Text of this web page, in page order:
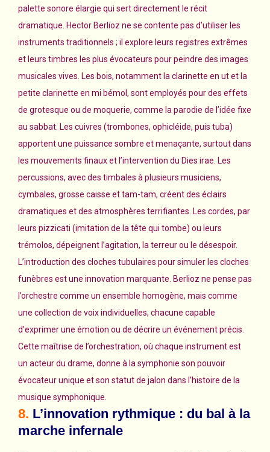
palette sonore élargie qui sert directement le récit
dramatique. Hector Berlioz ne se contente pas d’utiliser les
instruments traditionnels ; il explore leurs registres extrêmes
et leurs timbres les plus évocateurs pour peindre des images
musicales vives. Les bois, notamment la clarinette en ut et la
petite clarinette en mi bémol, sont employés pour des effets
de grotesque ou de moquerie, comme la parodie de l’idée fixe
au sabbat. Les cuivres (trombones, ophicléide, puis tuba)
apportent une puissance sombre et menaçante, surtout dans
les mouvements finaux et l’intervention du Dies irae. Les
percussions, avec des timbales à plusieurs musiciens,
cymbales, grosse caisse et tam-tam, créent des éclairs
dramatiques et des atmosphères terrifiantes. Les cordes, par
leurs pizzicati (imitation de la tête qui tombe) ou leurs
trémolos, dépeignent l’agitation, la terreur ou le désespoir.
L’introduction des cloches tubulaires pour simuler les cloches
funèbres est une innovation marquante. Berlioz ne pense pas
l’orchestre comme un ensemble homogène, mais comme
une collection de voix individuelles, chacune capable
d’exprimer une émotion ou de décrire un événement précis.
Cette maîtrise de l’orchestration, où chaque instrument est
un acteur du drame, donne à la symphonie son pouvoir
évocateur unique et son statut de jalon dans l’histoire de la
musique symphonique.
8. L’innovation rythmique : du bal à la
marche infernale